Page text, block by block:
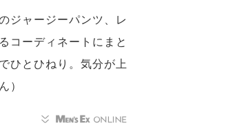
ジャージーパンツ、レ
コーディネートにまと
ひとひねり。気分が上
）